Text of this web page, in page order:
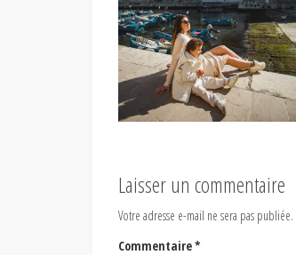
Laisser un commentaire
Votre adresse e-mail ne sera pas publiée.
Commentaire*